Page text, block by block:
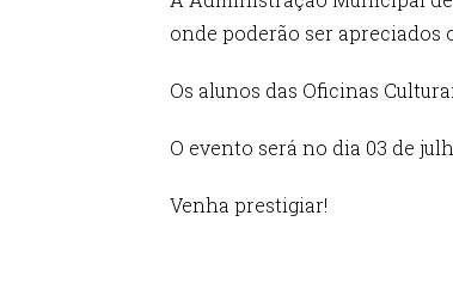
onde poderão ser apreciados
Os alunos das Oficinas
O evento será no dia 03 de
Venha prestigiar!